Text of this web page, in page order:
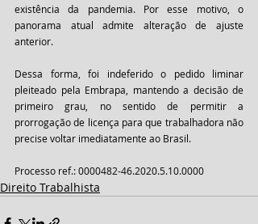
existência da pandemia. Por esse motivo, o
panorama atual admite alteração de ajuste
anterior.
Dessa forma, foi indeferido o pedido liminar
pleiteado pela Embrapa, mantendo a decisão de
primeiro grau, no sentido de permitir a
prorrogação de licença para que trabalhadora não
precise voltar imediatamente ao Brasil.
Processo ref.: 0000482-46.2020.5.10.0000
Direito Trabalhista